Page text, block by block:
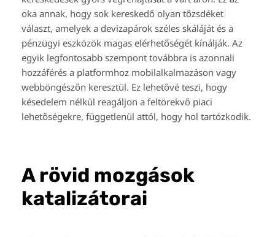
oka annak, hogy sok kereskedő olyan tőzsdéket
választ, amelyek a devizapárok széles skáláját és a
pénzügyi eszközök magas elérhetőségét kínálják. Az
egyik legfontosabb szempont továbbra is azonnali
hozzáférés a platformhoz mobilalkalmazáson vagy
webböngészőn keresztül. Ez lehetővé teszi, hogy
késedelem nélkül reagáljon a feltörekvő piaci
lehetőségekre, függetlenül attól, hogy hol tartózkodik.
A rövid mozgások
katalizátorai